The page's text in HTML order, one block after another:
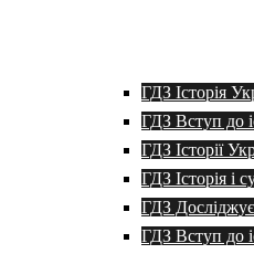
ГДЗ Історія
ГДЗ Вступ до
ГДЗ Історії
ГДЗ Історія і
ГДЗ
ГДЗ Вступ до